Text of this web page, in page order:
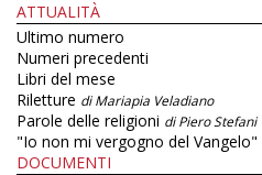
ATTUALITÀ
Ultimo numero
Numeri precedenti
Libri del mese
Riletture di Mariapia Veladiano
Parole delle religioni di Piero Stefani
"Io non mi vergogno del Vangelo"
DOCUMENTI